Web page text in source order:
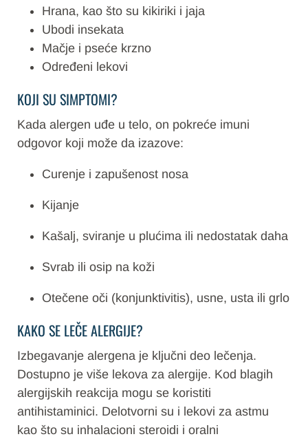
Hrana, kao što su kikiriki i jaja
Ubodi insekata
Mačje i pseće krzno
Određeni lekovi
KOJI SU SIMPTOMI?
Kada alergen uđe u telo, on pokreće imuni
odgovor koji može da izazove:
Curenje i zapušenost nosa
Kijanje
Kašalj, sviranje u plućima ili nedostatak daha
Svrab ili osip na koži
Otečene oči (konjunktivitis), usne, usta ili grlo
KAKO SE LEČE ALERGIJE?
Izbegavanje alergena je ključni deo lečenja.
Dostupno je više lekova za alergije. Kod blagih
alergijskih reakcija mogu se koristiti
antihistaminici. Delotvorni su i lekovi za astmu
kao što su inhalacioni steroidi i oralni